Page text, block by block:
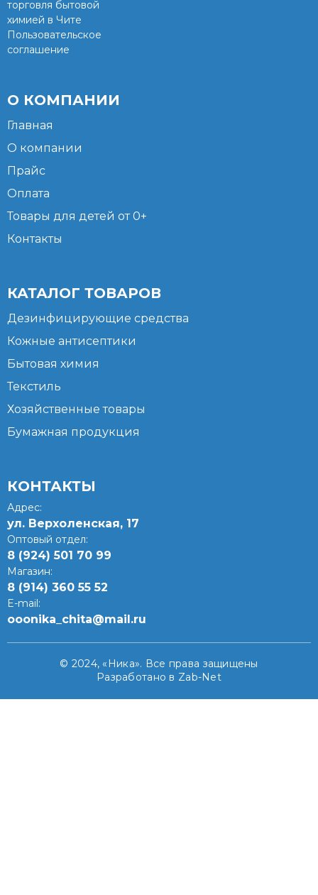
торговля бытовой
химией в Чите
Пользовательское
соглашение
О КОМПАНИИ
Главная
О компании
Прайс
Оплата
Товары для детей от 0+
Контакты
КАТАЛОГ ТОВАРОВ
Дезинфицирующие средства
Кожные антисептики
Бытовая химия
Текстиль
Хозяйственные товары
Бумажная продукция
КОНТАКТЫ
Адрес:
ул. Верхоленская, 17​
Оптовый отдел:
8 (924) 501 70 99
Магазин:
8 (914) 360 55 52
E-mail:
ooonika_chita@mail.ru
© 2024, «Ника». Все права защищены
Разработано в Zab-Net